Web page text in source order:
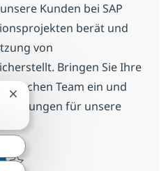
Kunden bei SAP
berät und
von
Bringen Sie Ihre
Team ein und
Lösungen für unsere
SAP Solution
Fechar notificação de chatbot